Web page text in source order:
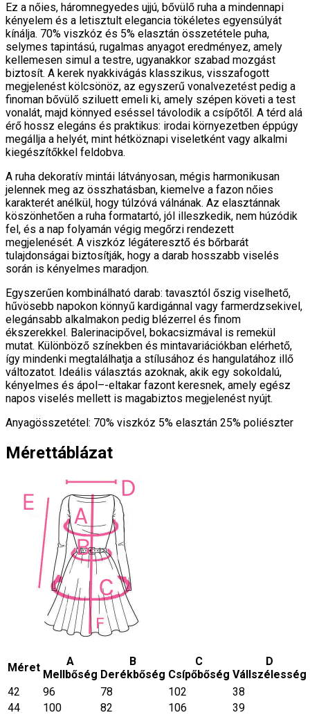
Ez a nőies, háromnegyedes ujjú, bővülő ruha a mindennapi
kényelem és a letisztult elegancia tökéletes egyensúlyát
kínálja. 70% viszkóz és 5% elasztán összetétele puha,
selymes tapintású, rugalmas anyagot eredményez, amely
kellemesen simul a testre, ugyanakkor szabad mozgást
biztosít. A kerek nyakkivágás klasszikus, visszafogott
megjelenést kölcsönöz, az egyszerű vonalvezetést pedig a
finoman bővülő sziluett emeli ki, amely szépen követi a test
vonalát, majd könnyed eséssel távolodik a csípőtől. A térd alá
érő hossz elegáns és praktikus: irodai környezetben éppúgy
megállja a helyét, mint hétköznapi viseletként vagy alkalmi
kiegészítőkkel feldobva.
A ruha dekoratív mintái látványosan, mégis harmonikusan
jelennek meg az összhatásban, kiemelve a fazon nőies
karakterét anélkül, hogy túlzóvá válnának. Az elasztánnak
köszönhetően a ruha formatartó, jól illeszkedik, nem húzódik
fel, és a nap folyamán végig megőrzi rendezett
megjelenését. A viszkóz légáteresztő és bőrbarát
tulajdonságai biztosítják, hogy a darab hosszabb viselés
során is kényelmes maradjon.
Egyszerűen kombinálható darab: tavasztól őszig viselhető,
hűvösebb napokon könnyű kardigánnal vagy farmerdzsekivel,
elegánsabb alkalmakon pedig blézerrel és finom
ékszerekkel. Balerinacipővel, bokacsizmával is remekül
mutat. Különböző színekben és mintavariációkban elérhető,
így mindenki megtalálhatja a stílusához és hangulatához illő
változatot. Ideális választás azoknak, akik egy sokoldalú,
kényelmes és ápol–-eltakar fazont keresnek, amely egész
napos viselés mellett is magabiztos megjelenést nyújt.
Anyagösszetétel: 70% viszkóz 5% elasztán 25% poliészter
Mérettáblázat
Méret
A
Mellbőség
B
Derékbőség
C
Csípőbőség
D
Vállszélesség
42
96 78 102 38
44
100 82 106 39